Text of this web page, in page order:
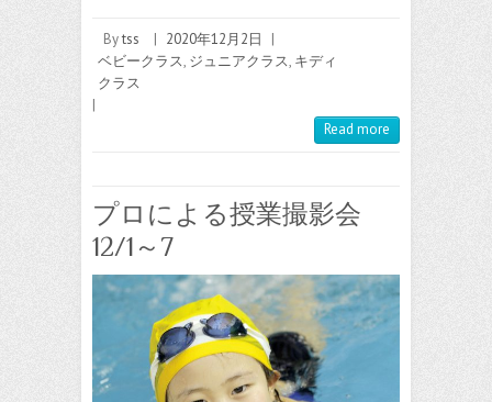
Bytss | 2020年12月2日
|
ベビークラス, ジュニアクラス, キディ
クラス
|
Read more
プロによる授業撮影会
12/1～7